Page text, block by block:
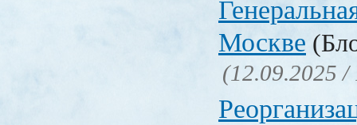
Москве
(12.09.2025 /